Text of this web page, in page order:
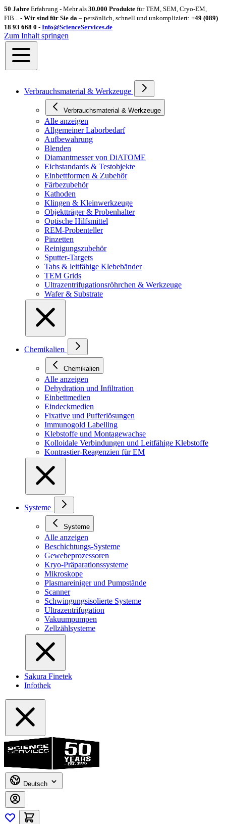
50 Jahre Erfahrung - Mehr als 30.000 Produkte für TEM, SEM, Cryo-EM,
FIB... - Wir sind für Sie da – persönlich, schnell und unkompliziert: +49 (089)
18 93 668 0 - Info@ScienceServices.de
Zum Inhalt springen
Verbrauchsmaterial & Werkzeuge
Verbrauchsmaterial & Werkzeuge
Alle anzeigen
Allgemeiner Laborbedarf
Aufbewahrung
Blenden
Diamantmesser von DiATOME
Eichstandards & Testobjekte
Einbettformen & Zubehör
Färbezubehör
Kathoden
Klingen & Kleinwerkzeuge
Objektträger & Probenhalter
Optische Hilfsmittel
REM-Probenteller
Pinzetten
Reinigungszubehör
Sputter-Targets
Tabs & leitfähige Klebebänder
TEM Grids
Ultrazentrifugationsröhrchen & Werkzeuge
Wafer & Substrate
Chemikalien
Chemikalien
Alle anzeigen
Dehydration und Infiltration
Einbettmedien
Eindeckmedien
Fixative und Pufferlösungen
Immunogold Labelling
Klebstoffe und Montagewachse
Kolloidale Verbindungen und Leitfähige Klebstoffe
Kontrastier-Reagenzien für EM
Systeme
Systeme
Alle anzeigen
Beschichtungs-Systeme
Gewebeprozessoren
Kryo-Präparationssysteme
Mikroskope
Plasmareiniger und Pumpstände
Scanner
Schwingungsisolierte Systeme
Ultrazentrifugation
Vakuumpumpen
Zellzählsysteme
Sakura Finetek
Infothek
Deutsch